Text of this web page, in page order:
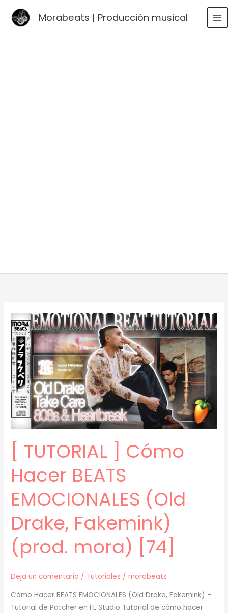
Morabeats | Producción musical
[ TUTORIAL ] Cómo
Hacer BEATS
EMOCIONALES (Old
Drake, Fakemink)
(prod. mora) [74]
Deja un comentario / Tutoriales /morabeats
Cómo Hacer BEATS EMOCIONALES (Old Drake, Fakemink) –
Tutorial de Patcher en FL Studio Tutorial de cómo hacer